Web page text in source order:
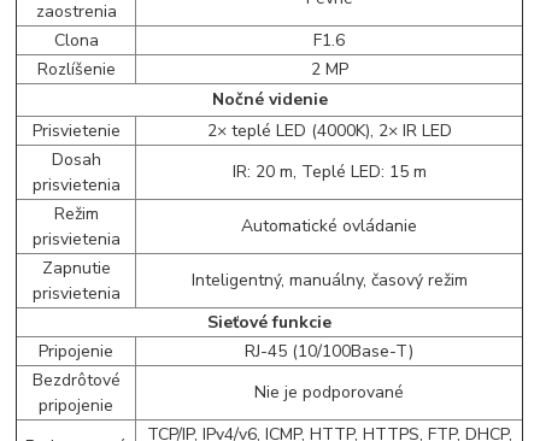
zaostrenia
Clona
F1.6
Rozlíšenie
2 MP
Nočné videnie
Prisvietenie
2× teplé LED (4000K), 2× IR LED
Dosah
prisvietenia
IR: 20 m, Teplé LED: 15 m
Režim
prisvietenia
Automatické ovládanie
Zapnutie
prisvietenia
Inteligentný, manuálny, časový režim
Sieťové funkcie
Pripojenie
RJ-45 (10/100Base-T)
Bezdrôtové
pripojenie
Nie je podporované
TCP/IP, IPv4/v6, ICMP, HTTP, HTTPS, FTP, DHCP,